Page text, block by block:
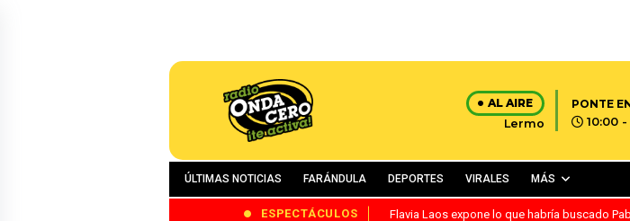
AL AIRE
Lermo
PONTE
10:00 -
ÚLTIMAS NOTICIAS FARÁNDULA DEPORTES VIRALES MÁS
ESPECTÁCULOS Flavia Laos expone lo que habría buscado